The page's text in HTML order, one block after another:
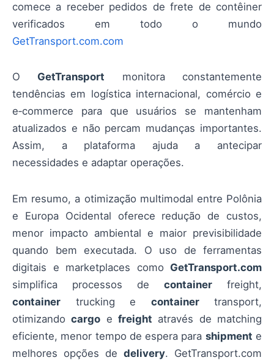
comece a receber pedidos de frete de contêiner
verificados em todo o mundo
GetTransport.com.com
O GetTransport monitora constantemente
tendências em logística internacional, comércio e
e‑commerce para que usuários se mantenham
atualizados e não percam mudanças importantes.
Assim, a plataforma ajuda a antecipar
necessidades e adaptar operações.
Em resumo, a otimização multimodal entre Polônia
e Europa Ocidental oferece redução de custos,
menor impacto ambiental e maior previsibilidade
quando bem executada. O uso de ferramentas
digitais e marketplaces como GetTransport.com
simplifica processos de container freight,
container trucking e containertransport,
otimizandocargo efreight através de matching
eficiente, menor tempo de espera para shipment e
melhores opções de delivery. GetTransport.com